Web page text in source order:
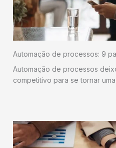
Automação de processos: 9
Automação de processos
competitivo para se tornar